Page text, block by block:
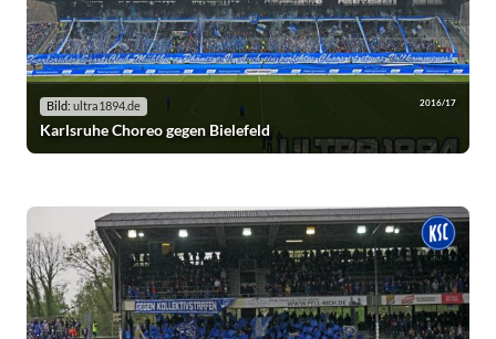
Bild: ultra1894.de 2016/17
Karlsruhe Choreo gegen Bielefeld